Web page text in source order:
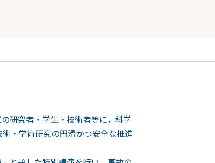
研究者・学生・技術者等に，科学
・学術研究の円滑かつ安全な推進